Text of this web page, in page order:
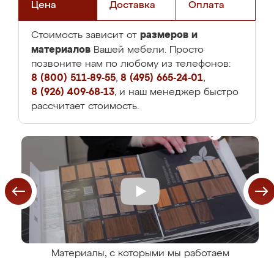
Цена Доставка Оплата
Стоимость зависит от размеров и
материалов Вашей мебели. Просто
позвоните нам по любому из телефонов:
8 (800) 511-89-55, 8 (495) 665-24-01,
8 (926) 409-68-13, и наш менеджер быстро
рассчитает стоимость.
Материалы, с которыми мы работаем